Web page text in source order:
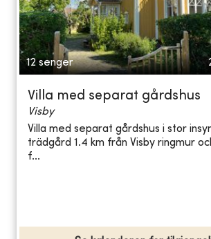
12 senger
Villa med separat gårdshus
Visby
Villa med separat gårdshus i stor
trädgård 1.4 km från Visby ringmur
f...